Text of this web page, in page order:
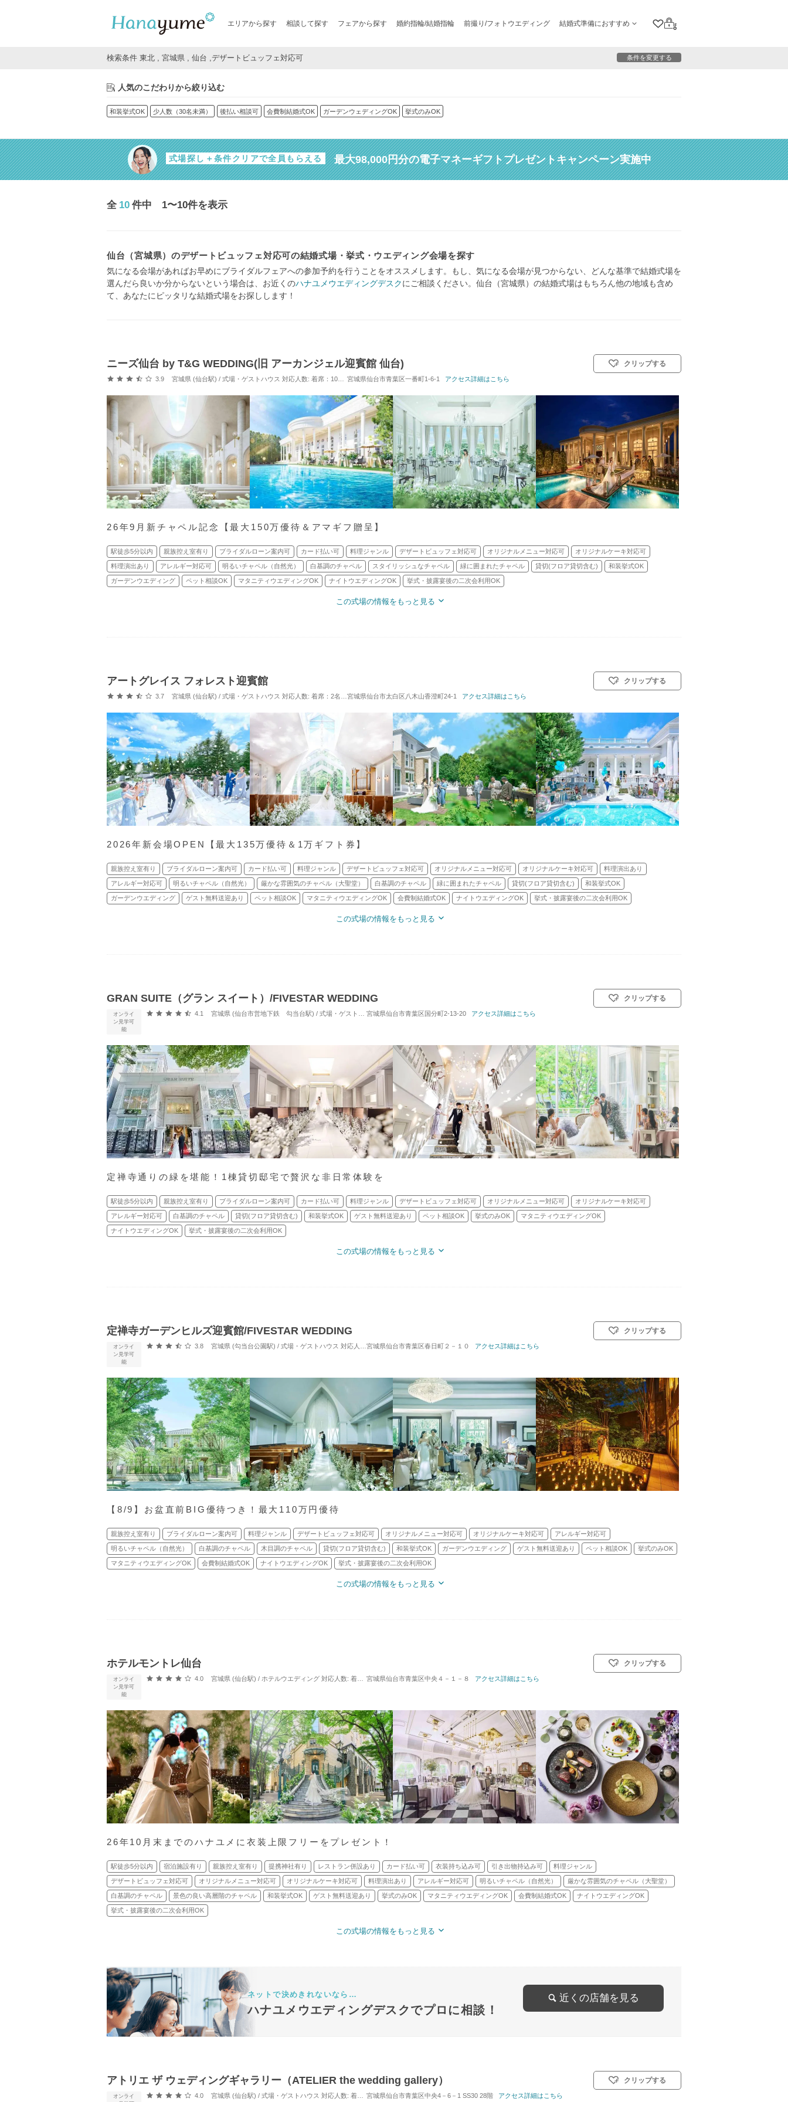
エリアから探す 相談して探す フェアから探す 婚約指輪/結婚指輪 前撮り/フォトウエディング 結婚式準備におすすめ
クリップリスト
ログイン
検索条件 東北 , 宮城県 , 仙台 ,デザートビュッフェ対応可 条件を変更する
人気のこだわりから絞り込む
和装挙式OK 少人数（30名未満） 後払い相談可 会費制結婚式OK ガーデンウェディングOK 挙式のみOK
式場探し＋条件クリアで全員もらえる 最大98,000円分の電子マネーギフトプレゼントキャンペーン実施中
全 10 件中 1〜10件を表示
仙台（宮城県）のデザートビュッフェ対応可の結婚式場・挙式・ウエディング会場を探す
気になる会場があればお早めにブライダルフェアへの参加予約を行うことをオススメします。もし、気になる会場が見つからない、どんな基準で結婚式場を
選んだら良いか分からないという場合は、お近くのハナユメウエディングデスクにご相談ください。仙台（宮城県）の結婚式場はもちろん他の地域も含め
て、あなたにピッタリな結婚式場をお探しします！
ニーズ仙台 by T&G WEDDING(旧 アーカンジェル迎賓館 仙台)
口コミ評価
3.9 宮城県 (仙台駅) / 式場・ゲストハウス 対応人数: 着席：10名 ～ 130名 挙式スタイル: 教会式(キリスト教式)／人前式
宮城県仙台市青葉区一番町1-6-1 アクセス詳細はこちら
クリップする
26年9月新チャペル記念【最大150万優待＆アマギフ贈呈】
駅徒歩5分以内 親族控え室有り ブライダルローン案内可 カード払い可 料理ジャンル デザートビュッフェ対応可 オリジナルメニュー対応可 オリジナルケーキ対応可
料理演出あり アレルギー対応可 明るいチャペル（自然光） 白基調のチャペル スタイリッシュなチャペル 緑に囲まれたチャペル 貸切(フロア貸切含む) 和装挙式OK
ガーデンウエディング ペット相談OK マタニティウエディングOK ナイトウエディングOK 挙式・披露宴後の二次会利用OK
この式場の情報をもっと見る
アートグレイス フォレスト迎賓館
口コミ評価
3.7 宮城県 (仙台駅) / 式場・ゲストハウス 対応人数: 着席：2名 ～ 160名 挙式スタイル: 教会式(キリスト教式)／神前式／人前式／和装人前式
宮城県仙台市太白区八木山香澄町24-1 アクセス詳細はこちら
クリップする
2026年新会場OPEN【最大135万優待＆1万ギフト券】
親族控え室有り ブライダルローン案内可 カード払い可 料理ジャンル デザートビュッフェ対応可 オリジナルメニュー対応可 オリジナルケーキ対応可 料理演出あり
アレルギー対応可 明るいチャペル（自然光） 厳かな雰囲気のチャペル（大聖堂） 白基調のチャペル 緑に囲まれたチャペル 貸切(フロア貸切含む) 和装挙式OK
ガーデンウエディング ゲスト無料送迎あり ペット相談OK マタニティウエディングOK 会費制結婚式OK ナイトウエディングOK 挙式・披露宴後の二次会利用OK
この式場の情報をもっと見る
GRAN SUITE（グラン スイート）/FIVESTAR WEDDING
オンライ
ン見学可
能
口コミ評価
4.1 宮城県 (仙台市営地下鉄 勾当台駅) / 式場・ゲストハウス 対応人数: 着席：30名 ～ 100名 挙式スタイル: 教会式(キリスト教式)／人前式／和装人前式
宮城県仙台市青葉区国分町2-13-20 アクセス詳細はこちら
クリップする
定禅寺通りの緑を堪能！1棟貸切邸宅で贅沢な非日常体験を
駅徒歩5分以内 親族控え室有り ブライダルローン案内可 カード払い可 料理ジャンル デザートビュッフェ対応可 オリジナルメニュー対応可 オリジナルケーキ対応可
アレルギー対応可 白基調のチャペル 貸切(フロア貸切含む) 和装挙式OK ゲスト無料送迎あり ペット相談OK 挙式のみOK マタニティウエディングOK
ナイトウエディングOK 挙式・披露宴後の二次会利用OK
この式場の情報をもっと見る
定禅寺ガーデンヒルズ迎賓館/FIVESTAR WEDDING
オンライ
ン見学可
能
口コミ評価
3.8 宮城県 (勾当台公園駅) / 式場・ゲストハウス 対応人数: 着席：30名 ～ 110名 挙式スタイル: 教会式(キリスト教式)／人前式／和装人前式
宮城県仙台市青葉区春日町２－１０ アクセス詳細はこちら
クリップする
【8/9】お盆直前BIG優待つき！最大110万円優待
親族控え室有り ブライダルローン案内可 料理ジャンル デザートビュッフェ対応可 オリジナルメニュー対応可 オリジナルケーキ対応可 アレルギー対応可
明るいチャペル（自然光） 白基調のチャペル 木目調のチャペル 貸切(フロア貸切含む) 和装挙式OK ガーデンウエディング ゲスト無料送迎あり ペット相談OK 挙式のみOK
マタニティウエディングOK 会費制結婚式OK ナイトウエディングOK 挙式・披露宴後の二次会利用OK
この式場の情報をもっと見る
ホテルモントレ仙台
オンライ
ン見学可
能
口コミ評価
4.0 宮城県 (仙台駅) / ホテルウエディング 対応人数: 着席：2名 ～ 130名 挙式スタイル: 教会式(キリスト教式)／神前式／人前式／和装人前式
宮城県仙台市青葉区中央４－１－８ アクセス詳細はこちら
クリップする
26年10月末までのハナユメに衣装上限フリーをプレゼント！
駅徒歩5分以内 宿泊施設有り 親族控え室有り 提携神社有り レストラン併設あり カード払い可 衣装持ち込み可 引き出物持込み可 料理ジャンル
デザートビュッフェ対応可 オリジナルメニュー対応可 オリジナルケーキ対応可 料理演出あり アレルギー対応可 明るいチャペル（自然光） 厳かな雰囲気のチャペル（大聖堂）
白基調のチャペル 景色の良い高層階のチャペル 和装挙式OK ゲスト無料送迎あり 挙式のみOK マタニティウエディングOK 会費制結婚式OK ナイトウエディングOK
挙式・披露宴後の二次会利用OK
この式場の情報をもっと見る
ネットで決めきれないなら…
ハナユメウエディングデスクでプロに相談！
近くの店舗を見る
アトリエ ザ ウェディングギャラリー（ATELIER the wedding gallery）
オンライ
口コミ評価
4.0 宮城県 (仙台駅) / 式場・ゲストハウス 対応人数: 着席：2名 ～ 100名 挙式スタイル: 教会式(キリスト教式)／人前式
宮城県仙台市青葉区中央4－6－1 SS30 28階 アクセス詳細はこちら
クリップする